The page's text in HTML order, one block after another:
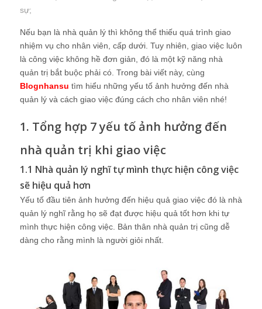
sự;
Nếu bạn là nhà quản lý thì không thể thiếu quá trình giao
nhiệm vụ cho nhân viên, cấp dưới. Tuy nhiên, giao việc luôn
là công việc không hề đơn giản, đó là một kỹ năng nhà
quản trị bắt buộc phải có. Trong bài viết này, cùng
Blognhansu tìm hiểu những yếu tố ảnh hưởng đến nhà
quản lý và cách giao việc đúng cách cho nhân viên nhé!
1. Tổng hợp 7 yếu tố ảnh hưởng đến
nhà quản trị khi giao việc
1.1 Nhà quản lý nghĩ tự mình thực hiện công việc
sẽ hiệu quả hơn
Yếu tố đầu tiên ảnh hưởng đến hiệu quả giao việc đó là nhà
quản lý nghĩ rằng họ sẽ đạt được hiệu quả tốt hơn khi tự
mình thực hiện công việc. Bản thân nhà quản trị cũng dễ
dàng cho rằng mình là người giỏi nhất.